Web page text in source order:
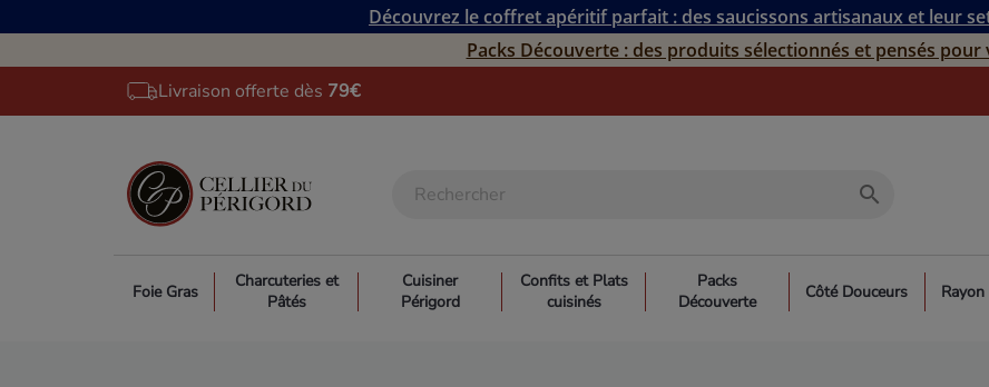
Découvrez le coffret apéritif parfait : des saucissons artisanaux et leur
Packs Découverte : des produits sélectionnés et pensés pour
Livraison offerte dès 79€
search
Foie Gras
Charcuteries et
Pâtés
Cuisiner
Périgord
Confits et Plats
cuisinés
Packs
Découverte
Côté Douceurs